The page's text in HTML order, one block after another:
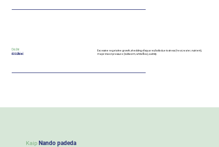
Kaip Nando padeda
Dažni
iššūkiai:
Excessive vegetative growth, shedding of squares/bolls due to stress (heat, water, nutrient),
major insect pressure (bollworm, whiteflies), salinity